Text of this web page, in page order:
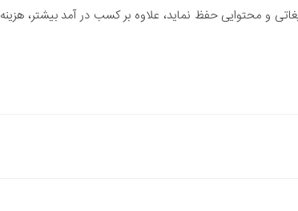
و محتوایی حفظ نماید، علاوه بر کسب در آمد بیشتر، هزینه